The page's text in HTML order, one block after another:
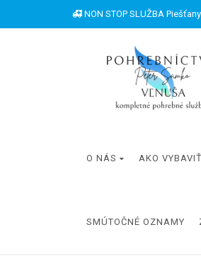
NON STOP SLUŽBA
O NÁS AKO
SMÚTOČNÉ OZNAMY